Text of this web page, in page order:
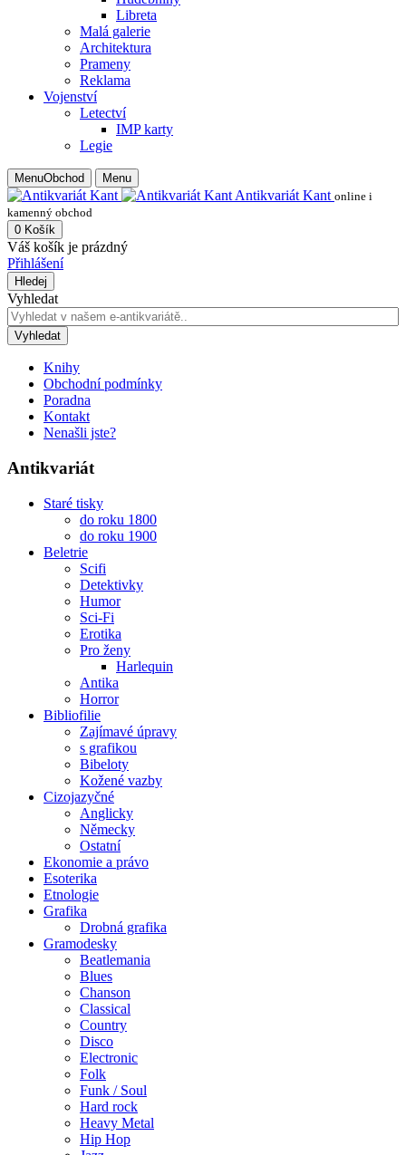
Libreta
Malá galerie
Architektura
Prameny
Reklama
Vojenství
Letectví
IMP karty
Legie
MenuObchod Menu
Antikvariát Kant online i
kamenný obchod
0 Košík
Váš košík je prázdný
Přihlášení
Hledej
Vyhledat
Vyhledat
Knihy
Obchodní podmínky
Poradna
Kontakt
Nenašli jste?
Antikvariát
Staré tisky
do roku 1800
do roku 1900
Beletrie
Scifi
Detektivky
Humor
Sci-Fi
Erotika
Pro ženy
Harlequin
Antika
Horror
Bibliofilie
Zajímavé úpravy
s grafikou
Bibeloty
Kožené vazby
Cizojazyčné
Anglicky
Německy
Ostatní
Ekonomie a právo
Esoterika
Etnologie
Grafika
Drobná grafika
Gramodesky
Beatlemania
Blues
Chanson
Classical
Country
Disco
Electronic
Folk
Funk / Soul
Hard rock
Heavy Metal
Hip Hop